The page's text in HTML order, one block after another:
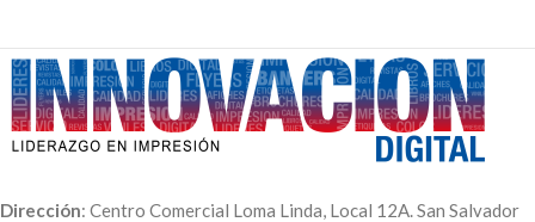
Dirección: Centro Comercial Loma Linda, Local 12A. San Salvador